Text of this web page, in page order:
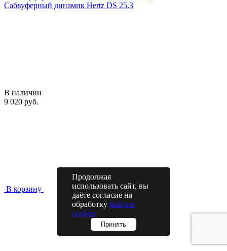
Сабвуферный динамик Hertz DS 25.3
В наличии
9 020 руб.
В корзину
Продолжая
использовать сайт, вы
даёте согласие на
обработку файлов
cookies
Принять